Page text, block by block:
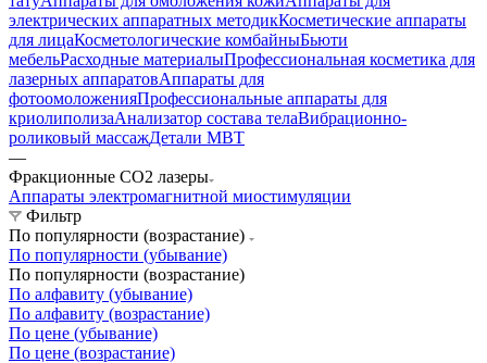
электрических аппаратных методикКосметические аппараты
для лицаКосметологические комбайныБьюти
мебельРасходные материалыПрофессиональная косметика для
лазерных аппаратовАппараты для
фотоомоложенияПрофессиональные аппараты для
криолиполизаАнализатор состава телаВибрационно-
роликовый массажДетали MBT
—
Фракционные CO2 лазеры
Аппараты электромагнитной миостимуляции
Фильтр
По популярности (возрастание)
По популярности (убывание)
По популярности (возрастание)
По алфавиту (убывание)
По алфавиту (возрастание)
По цене (убывание)
По цене (возрастание)